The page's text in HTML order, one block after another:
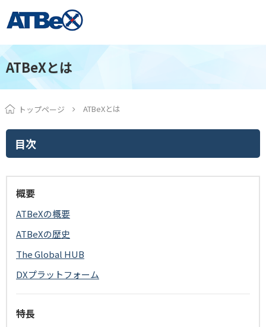
ATBeXとは
トップページ ATBeXとは
目次
概要
ATBeXの概要
ATBeXの歴史
The Global HUB
DXプラットフォーム
特長